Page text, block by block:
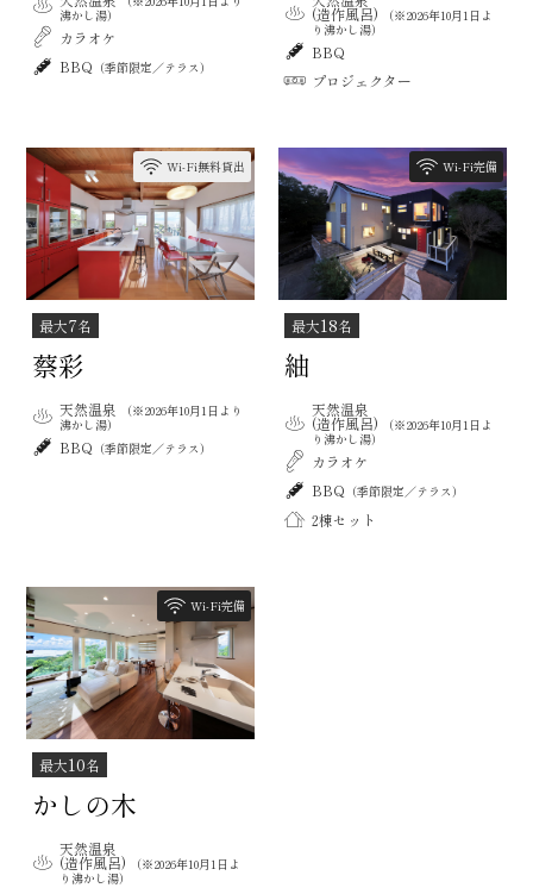
沸かし湯）
カラオケ
BBQ （季節限定／テラス）
(造作風呂)
（※2026年10月1日よ
り沸かし湯）
BBQ
プロジェクター
Wi-Fi無料貸出
最大7名
蔡彩
天然温泉
（※2026年10月1日より
沸かし湯）
BBQ （季節限定／テラス）
Wi-Fi完備
最大18名
紬
天然温泉
(造作風呂)
（※2026年10月1日よ
り沸かし湯）
カラオケ
BBQ （季節限定／テラス）
2棟セット
Wi-Fi完備
最大10名
かしの木
天然温泉
(造作風呂)
（※2026年10月1日よ
り沸かし湯）